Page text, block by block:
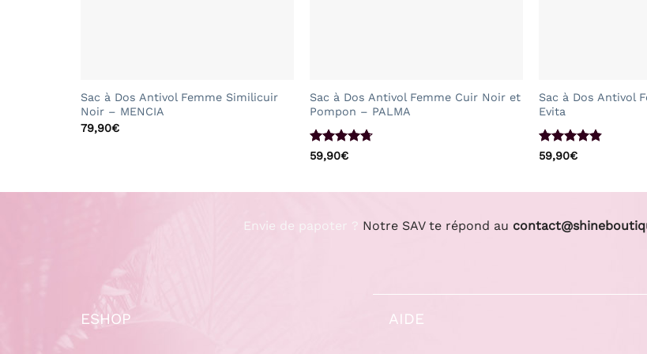
Sac à Dos Antivol Femme Similicuir
Noir – MENCIA
79,90€
Sac à Dos Antivol Femme Cuir Noir et
Pompon – PALMA
Note4.71
59,90€
Sac à Dos Antivol
Evita
Note4.82
59,90€
Envie de papoter ? Notre SAV te répond au
ESHOP AIDE